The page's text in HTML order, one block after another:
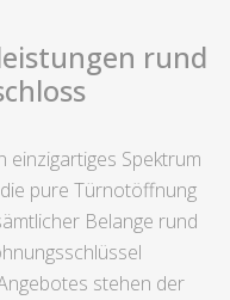
rund
einzigartiges Spektrum
pure Türnotöffnung
Belange rund
stehen der